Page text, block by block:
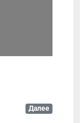
Далее